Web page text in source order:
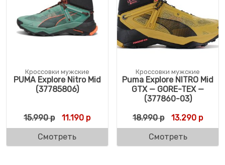
Кроссовки мужские
PUMA Explore Nitro Mid
(37785806)
15.990р Первоначальная цена составляла 15.990
11.190 рТекущая цена: 11.190 р.
Смотреть
Кроссовки мужские
Puma Explore NITRO Mid
GTX — GORE-TEX —
(377860-03)
18.990р 13.290 р
Смотреть